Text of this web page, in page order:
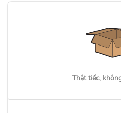
Thật tiếc,